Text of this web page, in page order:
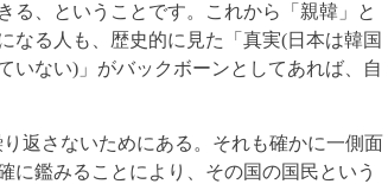
る、ということです。これから「親韓」と
なる人も、歴史的に見た「真実(日本は韓国
いない)」がバックボーンとしてあれば、自
返さないためにある。それも確かに一側面
に鑑みることにより、その国の国民という